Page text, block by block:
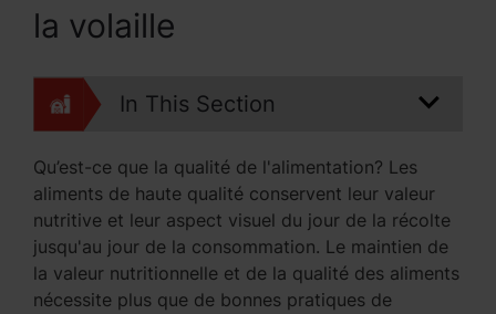
la volaille
In This Section
Qu’est-ce que la qualité de l'alimentation? Les
aliments de haute qualité conservent leur valeur
nutritive et leur aspect visuel du jour de la récolte
jusqu'au jour de la consommation. Le maintien de
la valeur nutritionnelle et de la qualité des aliments
nécessite plus que de bonnes pratiques de